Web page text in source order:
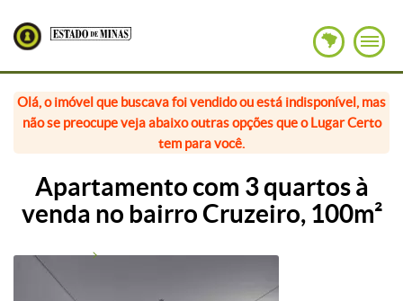
Olá, o imóvel que buscava foi vendido ou está indisponível, mas
não se preocupe veja abaixo outras opções que o Lugar Certo
tem para você.
Apartamento com 3 quartos à
venda no bairro Cruzeiro, 100m²